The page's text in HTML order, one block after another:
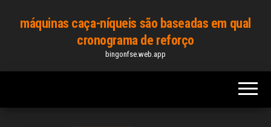
máquinas caça-níqueis são baseadas em qual
cronograma de reforço
bingonfse.web.app